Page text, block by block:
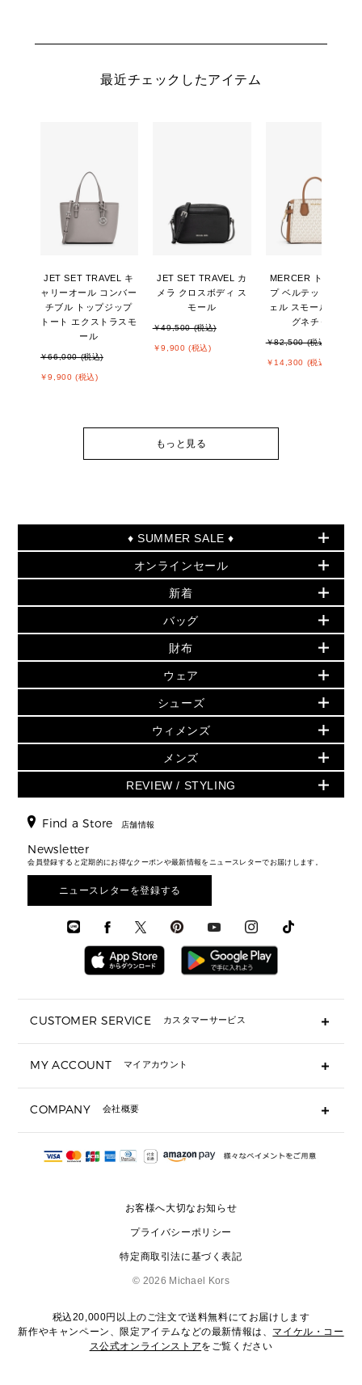
最近チェックしたアイテム
JET SET TRAVEL キ
ャリーオール コンバー
チブル トップジップ
トート エクストラスモ
ール
￥66,000 (税込)
￥9,900 (税込)
JET SET TRAVEL カ
メラ クロスボディ ス
モール
￥49,500 (税込)
￥9,900 (税込)
MERCER トップジッ
プ ベルテッド サッチ
ェル スモール - MKシ
グネチャー
￥82,500 (税込)
￥14,300 (税込)
もっと見る
♦ SUMMER SALE ♦
セールおすすめアイテム
▶ ウィメンズ
バッグ
小物
シューズ・靴
ウェア
アクセサリー
時計
▶ メンズ
バッグ
ウェア
アクセサリー
オンラインセール
PRODUCT OF THE MONTH - 今月の特別価格
再値下げアイテム
追加アイテム
▶ ウィメンズすべて(ウェア・シューズ除く)
バッグ
財布・小物
ウェア
シューズ
時計・ジュエリー
アクセサリー
メンズ バッグ
メンズ 財布・小物
メンズ シューズ
メンズ ウェア
メンズ 時計・その他
新着
初夏のスタイル
▶ すべて
▶ ウィメンズすべて
財布・小物
アクセサリー
フレグランス
シューズ
▶ メンズすべて
メンズ財布・小物
メンズアクセサリー
メンズウェア
バッグ
人気の定番アイテム
日本限定 - バッグ
▶ ウィメンズすべて
トートバッグ
ショルダーバッグ
クロスボディ・斜め掛け
トラベル
3 IN 1 / 2 IN 1 バッグ
▶ メンズすべて
財布
日本限定 - 財布・小物
▶ ウィメンズすべて
GREENWICH
折り財布(二つ折り・三つ折り)
長財布
▶ メンズすべて
ウェア
▶ ウィメンズすべて
トップス
スカート・パンツ
ジャケット・アウター
▶ メンズすべて
シューズ
▶ ウィメンズすべて
サンダル
スニーカー
▶ メンズすべて
ウィメンズ
人気の定番アイテム
▶ ウィメンズすべて
▶ バッグすべて
通勤・通学アイテム
3 IN 1 バッグ
ミニ財布・フラグメントケース
▶ 小物すべて
定期ケース・カードケース・名刺入れ
サンダル
スニーカー
▶ ウェア
メンズ
▶ メンズすべて
財布・小物
時計・ジュエリー
アクセサリー
REVIEW / STYLING
エディターレビュー
Find a Store 店舗情報
Newsletter
会員登録すると定期的にお得なクーポンや最新情報をニュースレターでお届けします。
ニュースレターを登録する
CUSTOMER SERVICE カスタマーサービス
ギフト用にラッピングができますか？
ショッピングバッグを購入商品分送ってもらえますか？
注文後に完了メールが受信できないのですが？
サイズ交換はできますか？
MY ACCOUNT マイアカウント
COMPANY 会社概要
会社概要
お客様へ大切なお知らせ
プライバシーポリシー
特定商取引法に基づく表記
© 2026 Michael Kors
税込20,000円以上のご注文で送料無料にてお届けします
新作やキャンペーン、限定アイテムなどの最新情報は、 マイケル・コー
ス公式オンラインストアをご覧ください